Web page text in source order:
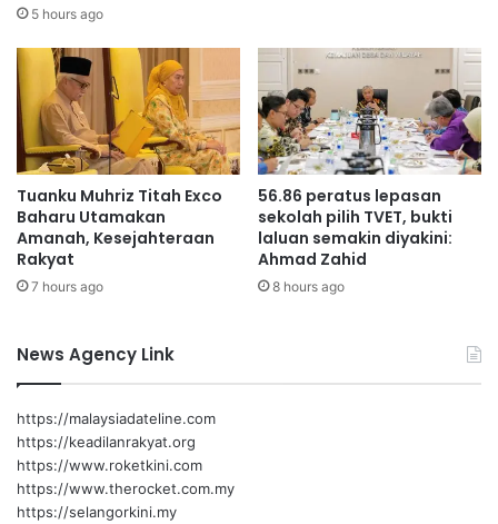
a
K
e
p
a
d
a
A
m
i
n
u
i
n
5 hours ago
Tuanku Muhriz Titah Exco
Baharu Utamakan
Amanah, Kesejahteraan
Rakyat
7 hours ago
56.86 peratus lepasan
sekolah pilih TVET, bukti
laluan semakin diyakini:
Ahmad Zahid
8 hours ago
News Agency Link
https://malaysiadateline.com
https://keadilanrakyat.org
https://www.roketkini.com
https://www.therocket.com.my
https://selangorkini.my